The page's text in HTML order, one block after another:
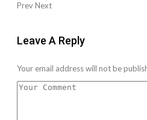
PrevNext
Leave A Reply
Your email address will not be